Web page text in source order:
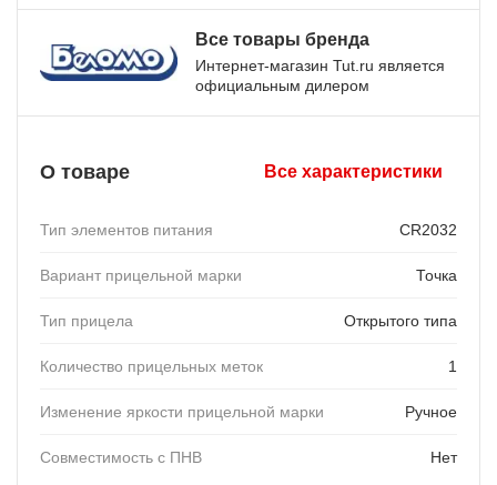
Все товары бренда
Интернет-магазин Tut.ru является
официальным дилером
О товаре Все характеристики
Тип элементов питания CR2032
Вариант прицельной марки Точка
Тип прицела Открытого типа
Количество прицельных меток 1
Изменение яркости прицельной марки Ручное
Совместимость с ПНВ Нет